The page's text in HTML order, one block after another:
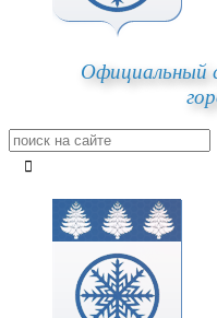
Официальный